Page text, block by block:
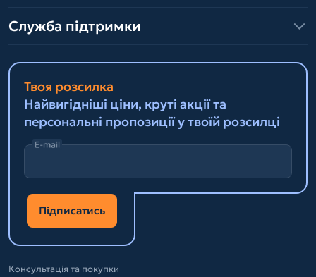
Служба підтримки
Твоя розсилка
Найвигідніші ціни, круті акції та
персональні пропозиції у твоїй розсилці
E-mail
Підписатись
Консультація та покупки